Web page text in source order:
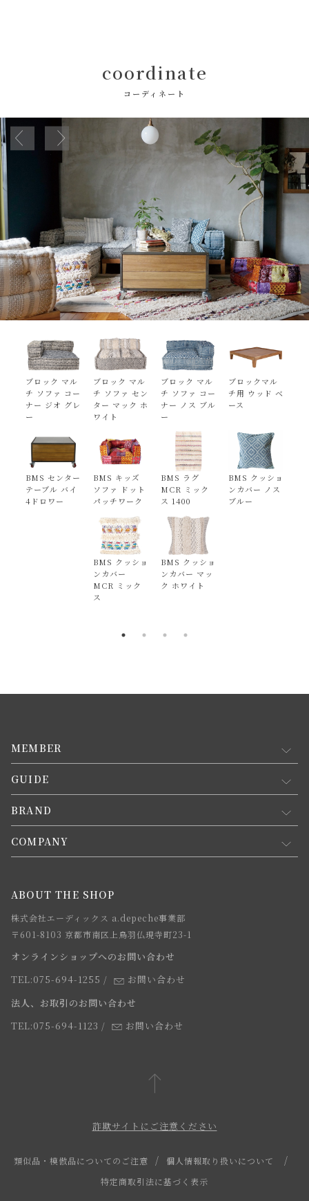
coordinate
コーディネート
ブロック マル
チ ソファ コー
ナー ジオ グレ
ー
ブロック マル
チ ソファ セン
ター マック ホ
ワイト
ブロック マル
チ ソファ コー
ナー ノス ブル
ー
ブロックマル
チ用 ウッド ベ
ース
BMS センター
テーブル バイ
4ドロワー
BMS キッズ
ソファ ドット
パッチワーク
BMS ラグ
MCR ミック
ス 1400
BMS クッショ
ンカバー ノス
ブルー
BMS クッショ
ンカバー
MCR ミック
ス
BMS クッショ
ンカバー マッ
ク ホワイト
MEMBER
マイページ
新規会員登録
会員規約について
GUIDE
お買い物ガイド
会員登録について
お支払方法について
お届けについて
よくあるご質問
BRAND
コンセプト
webカタログ
COMPANY
求人情報
法人のお客様
スタッフ
ABOUT THE SHOP
株式会社エーディックス a.depeche事業部
〒601-8103 京都市南区上鳥羽仏現寺町23-1
オンラインショップへのお問い合わせ
TEL:075-694-1255 /
お問い合わせ
法人、お取引のお問い合わせ
TEL:075-694-1123 / お問い合わせ
詐欺サイトにご注意ください
類似品・模倣品についてのご注意
個人情報取り扱いについて
特定商取引法に基づく表示